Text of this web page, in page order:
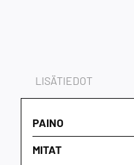
LISÄTIEDOT
PAINO
MITAT